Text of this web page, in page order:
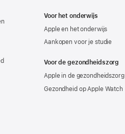
Voor het onderwijs
Apple en het onderwijs
Aankopen voor je studie
Voor de gezondheidszorg
Apple in de gezondheidszorg
Gezondheid op Apple Watch